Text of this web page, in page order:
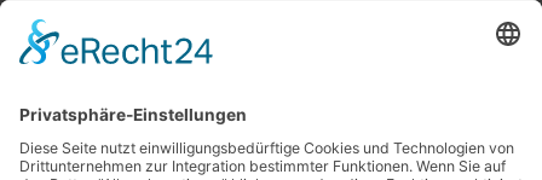
ALFRED-ADLER-INSTITUT AACHEN-KÖLN e.V.
Konrad-Adenauer-Ufer 33
KONTAKT
Tel. 0221/430 10 44